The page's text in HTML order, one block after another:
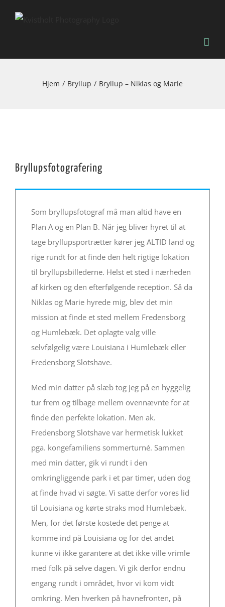
Hjem Bryllup Bryllup – Niklas og Marie
Bryllupsfotografering
Som bryllupsfotograf må man altid have en
Plan A og en Plan B. Når jeg bliver hyret til at
tage bryllupsportrætter kører jeg ALTID land og
rige rundt for at finde den helt rigtige lokation
til bryllupsbillederne. Helst et sted i nærheden
af kirken og den efterfølgende reception. Så da
Niklas og Marie hyrede mig, blev det min
mission at finde et sted mellem Fredensborg
og Humlebæk. Det oplagte valg ville
selvfølgelig være Louisiana i Humlebæk eller
Fredensborg Slotshave.
Med min datter på slæb tog jeg på en hyggelig
tur frem og tilbage mellem ovennævnte for at
finde den perfekte lokation. Men ak.
Fredensborg Slotshave var hermetisk lukket
pga. kongefamiliens sommerturné. Sammen
med min datter, gik vi rundt i den
omkringliggende park i et par timer, uden dog
at finde hvad vi søgte. Vi satte derfor vores lid
til Louisiana og kørte straks mod Humlebæk.
Men, for det første kostede det penge at
komme ind på Louisiana og for det andet
kunne vi ikke garantere at det ikke ville vrimle
med folk på selve dagen. Vi gik derfor endnu
engang rundt i området, hvor vi kom vidt
omkring. Men hverken på havnefronten, på